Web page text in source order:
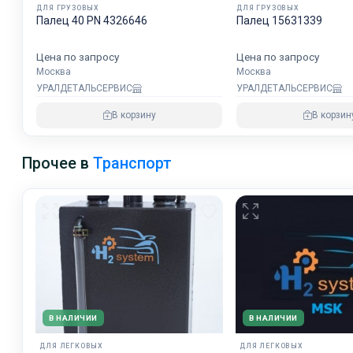
ДЛЯ ГРУЗОВЫХ
Палец 40 PN 4326646
Цена по запросу
Москва
УРАЛДЕТАЛЬСЕРВИС
В корзину
ДЛЯ ГРУЗОВЫХ
Палец 15631339
Цена по запросу
Москва
УРАЛДЕТАЛЬСЕРВИС
В
Прочее вТранспорт
В НАЛИЧИИ
ДЛЯ ЛЕГКОВЫХ
В НАЛИЧИИ
ДЛЯ ЛЕГКОВЫХ